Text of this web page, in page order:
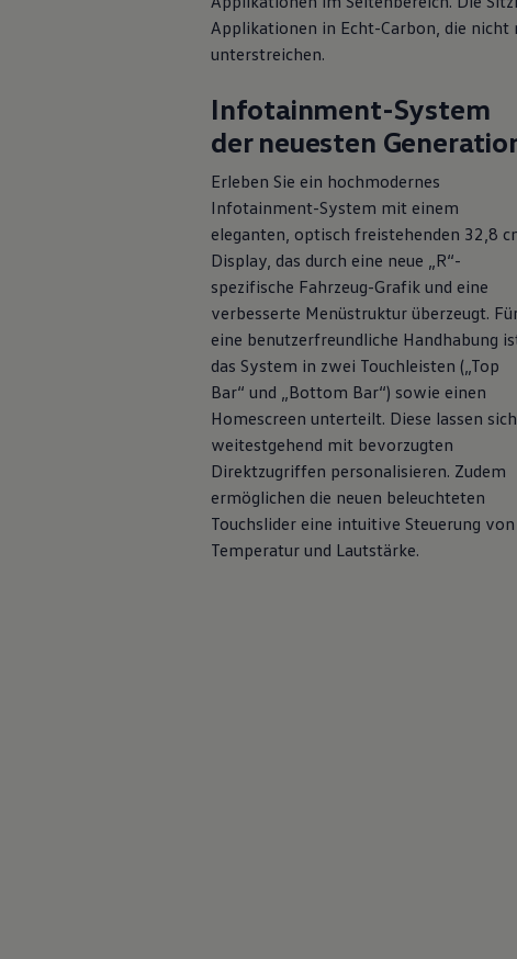
Volkswagen R und R Experience
Driving Experience
Volkswagen entdecken
Werkbesichtigung
Factory visit
T-Roc Kollektion
Golf Kollektion
ID. Kollektion
Volkswagen Kollektion
R-Kollektion
GTI Kollektion
Fußball Drop
we drive football
Software Updates
Service und Ersatzteile
Inspektion und HU/AU
Reparaturen und Checks
Motorenöl und Flüssigkeiten
Räder und Reifen
Pannen- und Unfallhilfe
Applikationen in Echt-Carbon, die nicht
unterstreichen.
Infotainment-System
der neuesten
Erleben Sie ein hochmodernes
Infotainment-System mit einem
eleganten, optisch freistehenden 32,8
Display, das durch eine neue „R“-
spezifische Fahrzeug-Grafik und eine
verbesserte Menüstruktur überzeugt.
eine benutzerfreundliche Handhabung
das System in zwei Touchleisten („Top
Bar“ und „Bottom Bar“) sowie einen
Homescreen unterteilt. Diese lassen sich
weitestgehend mit bevorzugten
Direktzugriffen personalisieren. Zudem
ermöglichen die neuen beleuchteten
Touchslider eine intuitive Steuerung von
Temperatur und Lautstärke.